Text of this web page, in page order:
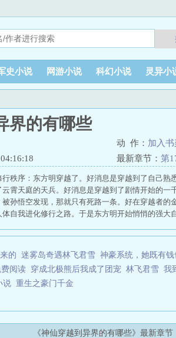
史小说 网游小说 科幻小说 灵异小
界的有哪些
动 作： 加入书
最新章节： 第
秩序：东方明穿越了。好消息是穿越到了自己
霄天庭的天兵。好消息是穿越到了剧情开始的
孙悟空发现，那就只有死路一条。好在穿越者
自我进化修行之路。于是东方明开始悄悄的强
到异界开篇就无敌的穿越超神开创仙宫修行秩序
学院 穿越超星神的穿越超神开创仙宫修行秩序
的 迷雾岛奇遇林飞君雪 神豪系统，她既有钱
阅读 穿成北极熊后我成了团宠 林飞君雪 我
说 重生之豪门千金
《神仙穿越到异界的有哪些》最新章节